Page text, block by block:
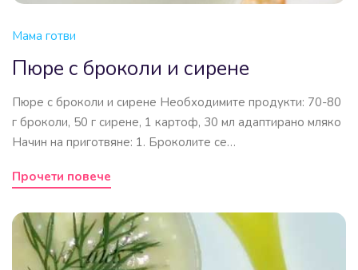
Мама готви
Пюре с броколи и сирене
Пюре с броколи и сирене Необходимите продукти: 70-80
г броколи, 50 г сирене, 1 картоф, 30 мл адаптирано мляко
Начин на приготвяне: 1. Броколите се…
Прочети повече